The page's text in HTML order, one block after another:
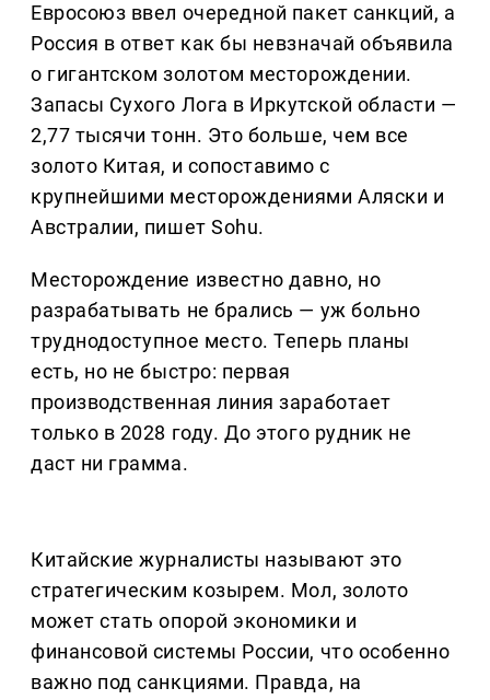
Евросоюз ввел очередной пакет санкций, а
Россия в ответ как бы невзначай объявила
о гигантском золотом месторождении.
Запасы Сухого Лога в Иркутской области —
2,77 тысячи тонн. Это больше, чем все
золото Китая, и сопоставимо с
крупнейшими месторождениями Аляски и
Австралии, пишет Sohu.
Месторождение известно давно, но
разрабатывать не брались — уж больно
труднодоступное место. Теперь планы
есть, но не быстро: первая
производственная линия заработает
только в 2028 году. До этого рудник не
даст ни грамма.
Китайские журналисты называют это
стратегическим козырем. Мол, золото
может стать опорой экономики и
финансовой системы России, что особенно
важно под санкциями. Правда, на